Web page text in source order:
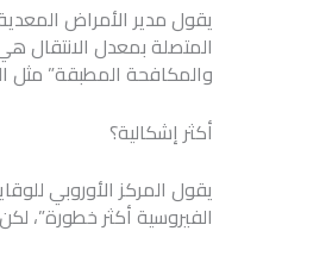
يقول مدير الأمراض
المتصلة بمعدل الانتقال
والمكافحة المطبقة” مثل
أكثر إشكالية؟
يقول المركز الأوروبي
الفيروسية أكثر خطورة”،